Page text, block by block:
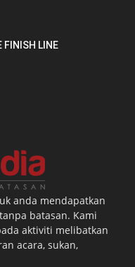
FINISH LINE
anda mendapatkan
batasan. Kami
aktiviti melibatkan
acara, sukan,